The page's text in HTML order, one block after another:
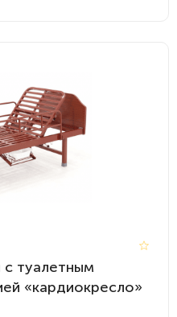
с туалетным
«кардиокресло»